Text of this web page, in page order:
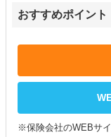
おすすめポイント
※保険会社のWEBサイ